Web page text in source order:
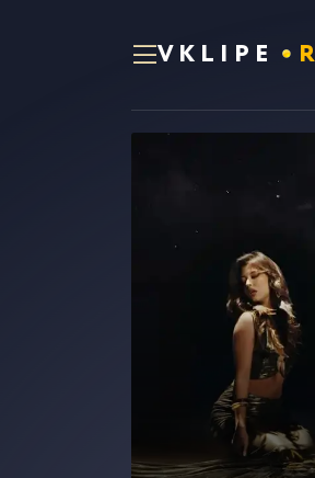
VKLIPE